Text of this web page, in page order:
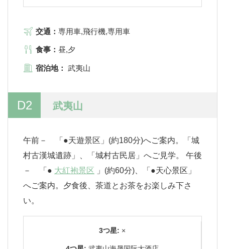
交通： 専用車,飛行機,専用車
食事： 昼,夕
宿泊地： 武夷山
D2 武夷山
午前－ 「●天遊景区」(約180分)へご案内。「城
村古漢城遺跡」、「城村古民居」へご見学。 午後
－ 「● 大紅袍景区 」(約60分)、「●天心景区」
へご案内。夕食後、茶道とお茶をお楽しみ下さ
い。
3つ星: ×